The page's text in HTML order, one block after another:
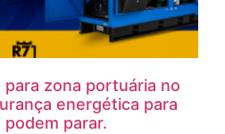
zona portuária no
energética para
parar.